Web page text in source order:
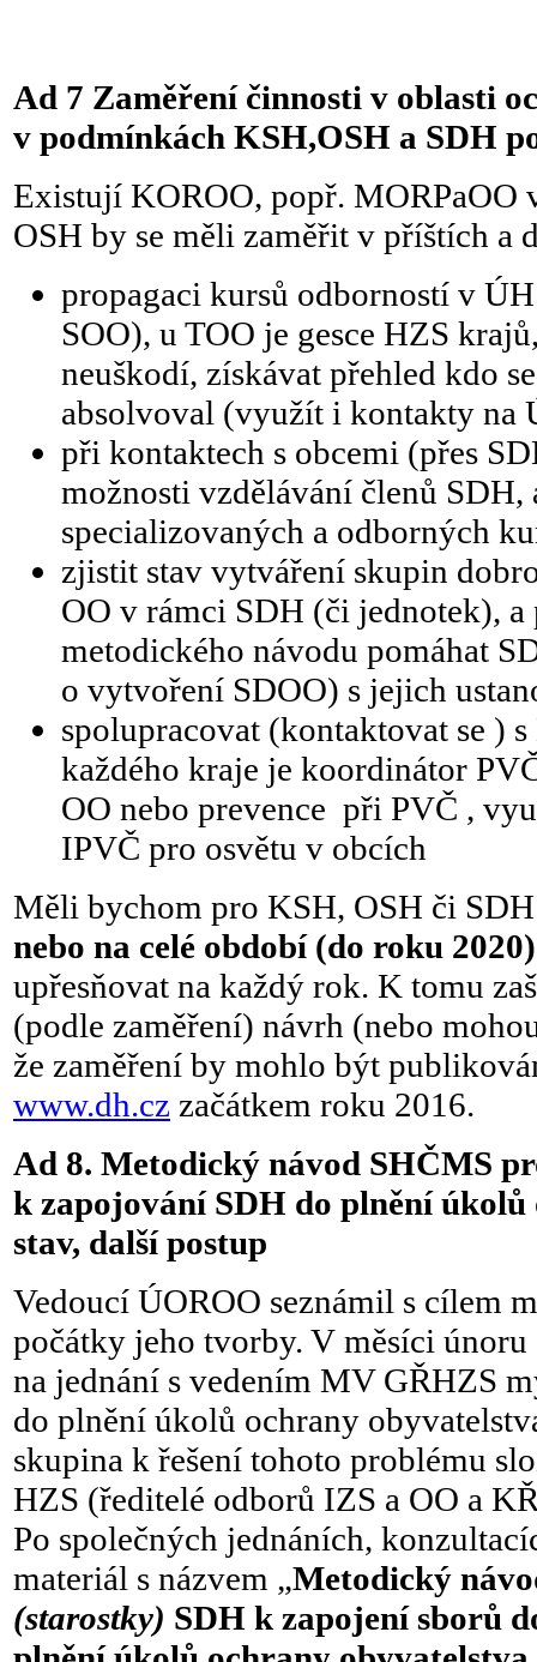
Ad 7 Zaměření činnosti v oblasti
v podmínkách KSH,OSH a SDH
Existují KOROO, popř. MORPaOO
OSH by se měli zaměřit v příštích a
propagaci kursů odborností v
SOO), u TOO je gesce HZS
neuškodí, získávat přehled kdo
absolvoval (využít i kontakty na
při kontaktech s obcemi (přes
možnosti vzdělávání členů
specializovaných a odborných
zjistit stav vytváření skupin
OO v rámci SDH (či jednotek), a
metodického návodu pomáhat
o vytvoření SDOO) s jejich
spolupracovat (kontaktovat se )
každého kraje je koordinátor
OO nebo prevence při PVČ ,
IPVČ pro osvětu v obcích
Měli bychom pro KSH, OSH či
nebo na celé období (do roku 2020)
upřesňovat na každý rok. K tomu
(podle zaměření) návrh (nebo
že zaměření by mohlo být
www.dh.cz začátkem roku 2016.
Ad 8. Metodický návod SHČMS
k zapojování SDH do plnění
stav, další postup
Vedoucí ÚOROO seznámil s cílem
počátky jeho tvorby. V měsíci
na jednání s vedením MV GŘHZS
do plnění úkolů ochrany
skupina k řešení tohoto problému
HZS (ředitelé odborů IZS a OO a
Po společných jednáních,
materiál s názvem „Metodický
(starostky) SDH k zapojení sborů